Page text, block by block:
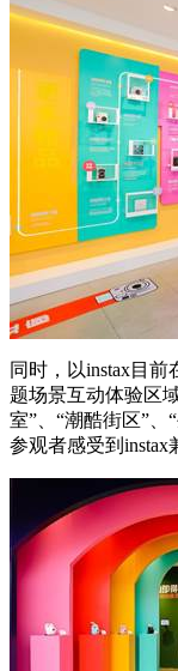
同时，以instax目
题场景互动体验区
室”、“潮酷街区”
参观者感受到instax